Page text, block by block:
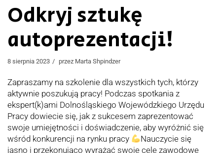
Odkryj sztukę
autoprezentacji!
8 sierpnia 2023 przez Marta Shpindzer
Zapraszamy na szkolenie dla wszystkich tych, którzy
aktywnie poszukują pracy! Podczas spotkania z
ekspert(k)ami Dolnośląskiego Wojewódzkiego Urzędu
Pracy dowiecie się, jak z sukcesem zaprezentować
swoje umiejętności i doświadczenie, aby wyróżnić się
wśród konkurencji na rynku pracy
Nauczуcie się
jasno i przekonująco wyrażać swoje cele zawodowe